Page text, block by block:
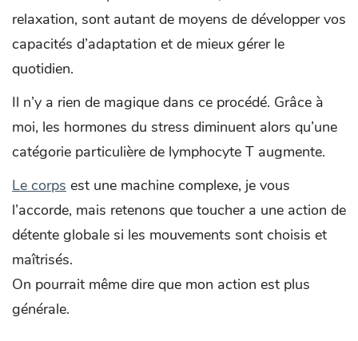
relaxation, sont autant de moyens de développer vos
capacités d’adaptation et de mieux gérer le
quotidien.
Il n’y a rien de magique dans ce procédé. Grâce à
moi, les hormones du stress diminuent alors qu’une
catégorie particulière de lymphocyte T augmente.
Le corps est une machine complexe, je vous
l’accorde, mais retenons que toucher a une action de
détente globale si les mouvements sont choisis et
maîtrisés.
On pourrait même dire que mon action est plus
générale.